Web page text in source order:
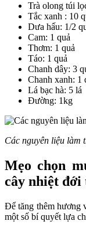
Trà olong túi
Tắc xanh : 10
Dưa hấu: 1/2
Cam: 1 quả
Thơm: 1 quả
Táo: 1 quả
Chanh dây: 3
Chanh xanh: 1
Lá bạc hà: 5 lá
Đường: 1kg
Các nguyên liệu làm
Mẹo chọn
cây nhiệt đới
Để tăng thêm hương
một số bí quyết lựa